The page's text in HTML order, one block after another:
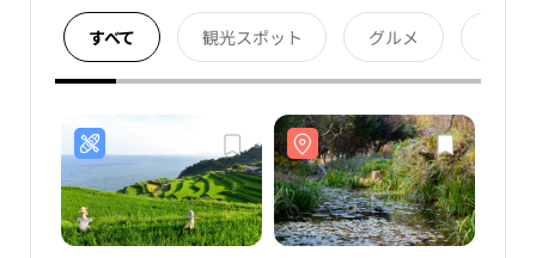
すべて 観光スポット グルメ